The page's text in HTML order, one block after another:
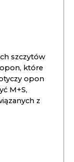
szczytów
które
opon
M+S,
z